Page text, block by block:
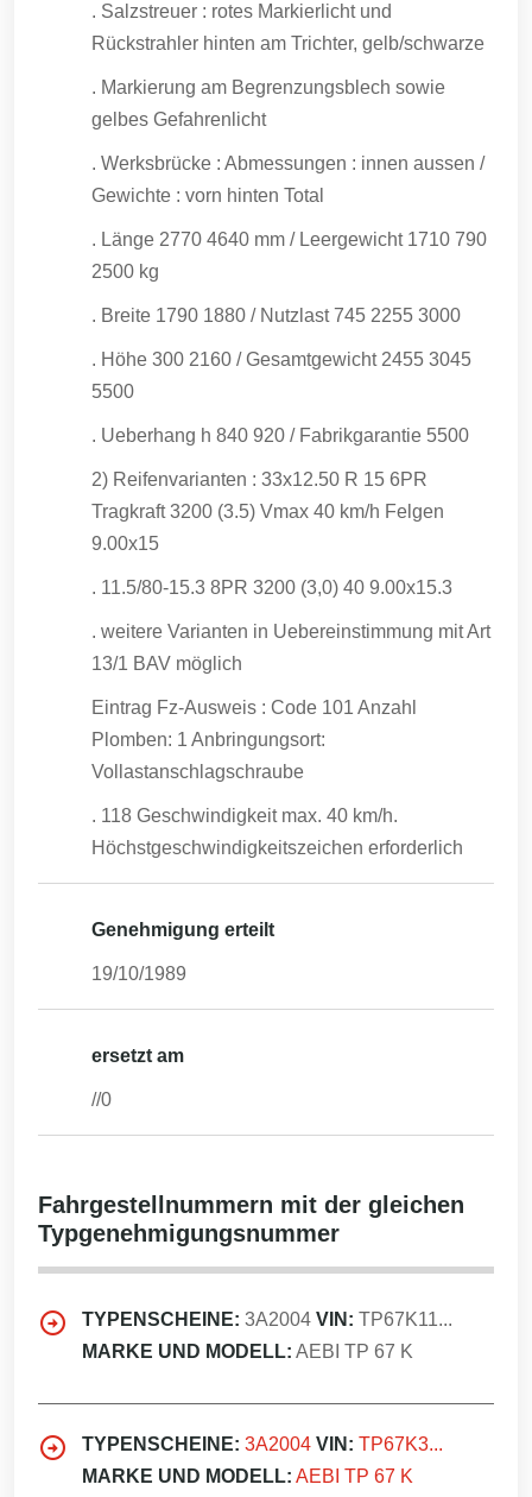
. Salzstreuer : rotes Markierlicht und
Rückstrahler hinten am Trichter, gelb/schwarze
. Markierung am Begrenzungsblech sowie
gelbes Gefahrenlicht
. Werksbrücke : Abmessungen : innen aussen /
Gewichte : vorn hinten Total
. Länge 2770 4640 mm / Leergewicht 1710 790
2500 kg
. Breite 1790 1880 / Nutzlast 745 2255 3000
. Höhe 300 2160 / Gesamtgewicht 2455 3045
5500
. Ueberhang h 840 920 / Fabrikgarantie 5500
2) Reifenvarianten : 33x12.50 R 15 6PR
Tragkraft 3200 (3.5) Vmax 40 km/h Felgen
9.00x15
. 11.5/80-15.3 8PR 3200 (3,0) 40 9.00x15.3
. weitere Varianten in Uebereinstimmung mit Art
13/1 BAV möglich
Eintrag Fz-Ausweis : Code 101 Anzahl
Plomben: 1 Anbringungsort:
Vollastanschlagschraube
. 118 Geschwindigkeit max. 40 km/h.
Höchstgeschwindigkeitszeichen erforderlich
Genehmigung erteilt
19/10/1989
ersetzt am
//0
Fahrgestellnummern mit der gleichen
Typgenehmigungsnummer
TYPENSCHEINE: 3A2004 VIN: TP67K11...
MARKE UND MODELL: AEBI TP 67 K
TYPENSCHEINE: 3A2004 VIN: TP67K3...
MARKE UND MODELL: AEBI TP 67 K